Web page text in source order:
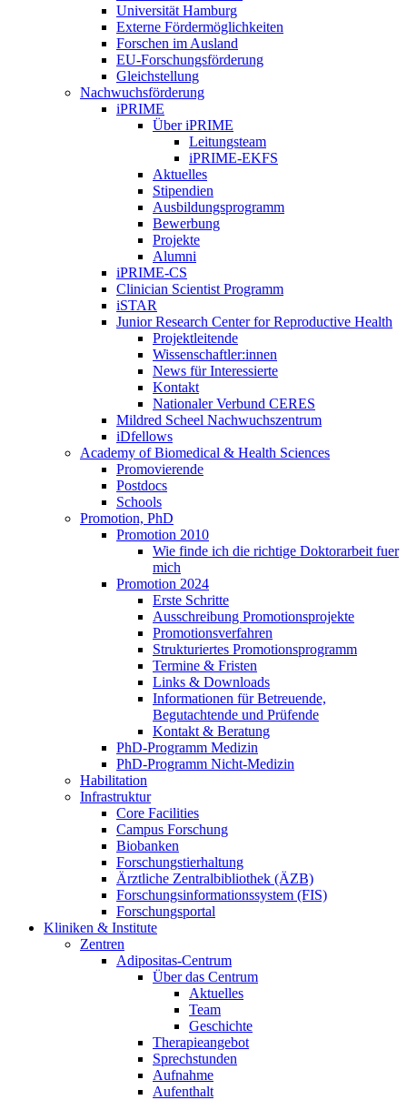
Universität Hamburg
Externe Fördermöglichkeiten
Forschen im Ausland
EU-Forschungsförderung
Gleichstellung
Nachwuchsförderung
iPRIME
Über iPRIME
Leitungsteam
iPRIME-EKFS
Aktuelles
Stipendien
Ausbildungsprogramm
Bewerbung
Projekte
Alumni
iPRIME-CS
Clinician Scientist Programm
iSTAR
Junior Research Center for Reproductive Health
Projektleitende
Wissenschaftler:innen
News für Interessierte
Kontakt
Nationaler Verbund CERES
Mildred Scheel Nachwuchszentrum
iDfellows
Academy of Biomedical & Health Sciences
Promovierende
Postdocs
Schools
Promotion, PhD
Promotion 2010
Wie finde ich die richtige Doktorarbeit fuer
mich
Promotion 2024
Erste Schritte
Ausschreibung Promotionsprojekte
Promotionsverfahren
Strukturiertes Promotionsprogramm
Termine & Fristen
Links & Downloads
Informationen für Betreuende,
Begutachtende und Prüfende
Kontakt & Beratung
PhD-Programm Medizin
PhD-Programm Nicht-Medizin
Habilitation
Infrastruktur
Core Facilities
Campus Forschung
Biobanken
Forschungstierhaltung
Ärztliche Zentralbibliothek (ÄZB)
Forschungsinformationssystem (FIS)
Forschungsportal
Kliniken & Institute
Zentren
Adipositas-Centrum
Über das Centrum
Aktuelles
Team
Geschichte
Therapieangebot
Sprechstunden
Aufnahme
Aufenthalt